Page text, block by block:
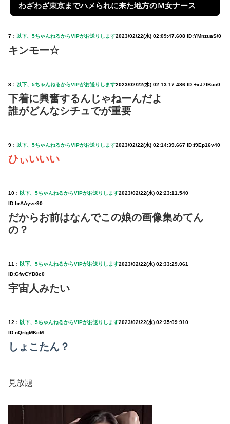
わざわざ東京までハメられに来た地方のＭ女ナース
7： 以下、5ちゃんねるからVIPがお送りします2023/02/22(水) 02:09:47.608 ID:YMnzuaS/0
キンモー☆
8： 以下、5ちゃんねるからVIPがお送りします2023/02/22(水) 02:13:17.486 ID:+xJ7IBuc0
下着に興奮するんじゃねーんだよ
誰がどんなシチュでが重要
9： 以下、5ちゃんねるからVIPがお送りします2023/02/22(水) 02:14:39.667 ID:f9Ep16v40
ひぃいいい
10： 以下、5ちゃんねるからVIPがお送りします2023/02/22(水) 02:23:11.540
ID:brAAyve90
だからお前はなんでこの娘の画像集めてん
の？
11： 以下、5ちゃんねるからVIPがお送りします2023/02/22(水) 02:33:29.061
ID:GfwCYD8c0
宇宙人みたい
12： 以下、5ちゃんねるからVIPがお送りします2023/02/22(水) 02:35:09.910
ID:nQrtgMKcM
しょこたん？
見放題